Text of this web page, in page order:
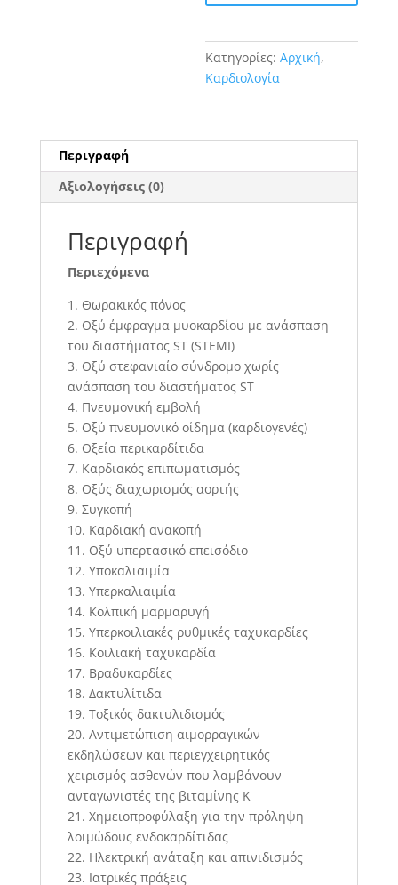
Κατηγορίες:Αρχική,
Καρδιολογία
Περιγραφή
Αξιολογήσεις (0)
Περιγραφή
Περιεχόμενα
1. Θωρακικός πόνος
2. Οξύ έμφραγμα μυοκαρδίου με ανάσπαση
του διαστήματος ST (STEMI)
3. Οξύ στεφανιαίο σύνδρομο χωρίς
ανάσπαση του διαστήματος ST
4. Πνευμονική εμβολή
5. Οξύ πνευμονικό οίδημα (καρδιογενές)
6. Οξεία περικαρδίτιδα
7. Καρδιακός επιπωματισμός
8. Οξύς διαχωρισμός αορτής
9. Συγκοπή
10. Καρδιακή ανακοπή
11. Οξύ υπερτασικό επεισόδιο
12. Υποκαλιαιμία
13. Υπερκαλιαιμία
14. Κολπική μαρμαρυγή
15. Υπερκοιλιακές ρυθμικές ταχυκαρδίες
16. Κοιλιακή ταχυκαρδία
17. Βραδυκαρδίες
18. Δακτυλίτιδα
19. Τοξικός δακτυλιδισμός
20. Αντιμετώπιση αιμορραγικών
εκδηλώσεων και περιεγχειρητικός
χειρισμός ασθενών που λαμβάνουν
ανταγωνιστές της βιταμίνης Κ
21. Χημειοπροφύλαξη για την πρόληψη
λοιμώδους ενδοκαρδίτιδας
22. Ηλεκτρική ανάταξη και απινιδισμός
23. Ιατρικές πράξεις